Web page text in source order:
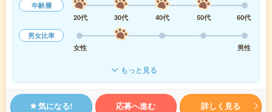
年齢層
20代
30代 40代 50代
60代
男女比率
女性
男性
もっと見る
気になる! 応募へ進む 詳しく見る